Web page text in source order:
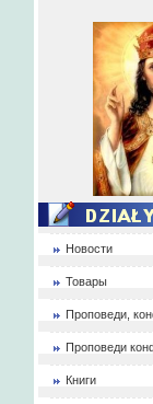
Новости
Товары
Проповеди,
Проповеди
Книги